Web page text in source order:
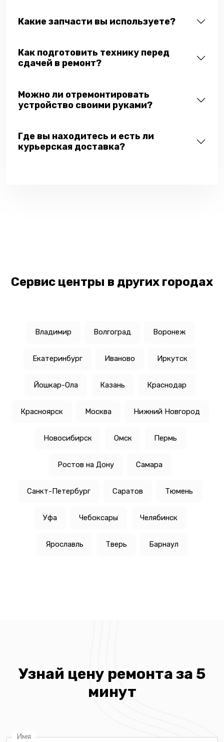
Какие запчасти вы используете?
Как подготовить технику перед
сдачей в ремонт?
Можно ли отремонтировать
устройство своими руками?
Где вы находитесь и есть ли
курьерская доставка?
Сервис центры в других городах
Владимир Волгоград Воронеж
Екатеринбург Иваново Иркутск
Йошкар-Ола Казань Краснодар
Красноярск Москва Нижний Новгород
Новосибирск Омск Пермь
Ростов на Дону Самара
Санкт-Петербург Саратов Тюмень
Уфа Чебоксары Челябинск
Ярославль Тверь Барнаул
Узнай цену ремонта за 5
минут
Имя